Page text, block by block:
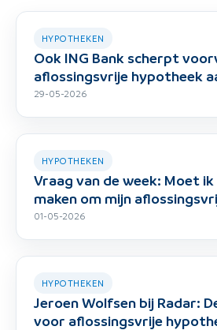
HYPOTHEKEN
Ook ING Bank scherpt
aflossingsvrije hypotheek
29-05-2026
HYPOTHEKEN
Vraag van de week: Moet
maken om mijn
01-05-2026
HYPOTHEKEN
Jeroen Wolfsen bij Radar:
voor aflossingsvrije